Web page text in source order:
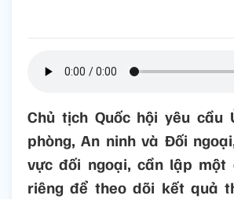
Chủ tịch Quốc hội yêu cầu
phòng, An ninh và Đối
vực đối ngoại, cần lập một
riêng để theo dõi kết quả